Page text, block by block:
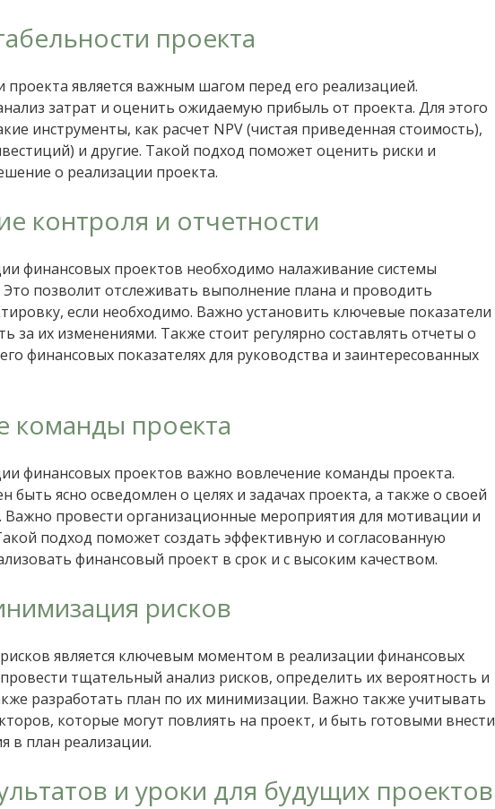
проекта
проекта является важным шагом перед его реализацией.
затрат и оценить ожидаемую прибыль от проекта. Для этого
инструменты, как расчет NPV (чистая приведенная стоимость),
и другие. Такой подход поможет оценить риски и
о реализации проекта.
контроля и отчетности
финансовых проектов необходимо налаживание системы
Это позволит отслеживать выполнение плана и проводить
если необходимо. Важно установить ключевые показатели
за их изменениями. Также стоит регулярно составлять отчеты о
финансовых показателях для руководства и заинтересованных
команды проекта
финансовых проектов важно вовлечение команды проекта.
быть ясно осведомлен о целях и задачах проекта, а также о своей
Важно провести организационные мероприятия для мотивации и
подход поможет создать эффективную и согласованную
финансовый проект в срок и с высоким качеством.
рисков
является ключевым моментом в реализации финансовых
тщательный анализ рисков, определить их вероятность и
разработать план по их минимизации. Важно также учитывать
которые могут повлиять на проект, и быть готовыми внести
в план реализации.
и уроки для будущих проектов